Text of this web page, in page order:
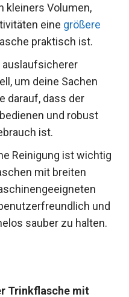
kleiners Volumen,
eine größere
praktisch ist.
auslaufsicherer
um deine Sachen
darauf, dass der
und robust
ist.
Reinigung ist wichtig
mit breiten
und
sauber zu halten.
Trinkflasche mit